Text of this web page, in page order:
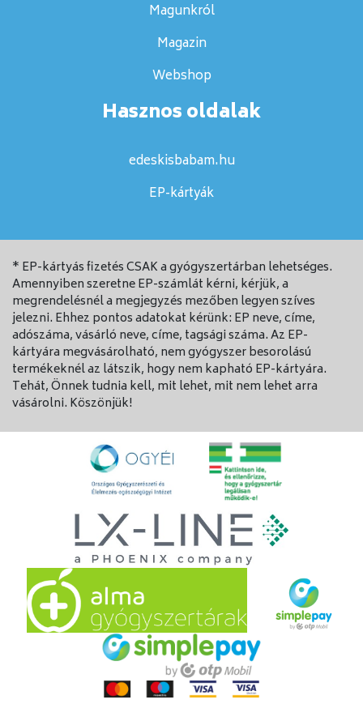
Magunkról
Magazin
Webshop
Hasznos oldalak
edeskisbabam.hu
EP-kártyák
* EP-kártyás fizetés CSAK a gyógyszertárban lehetséges.
Amennyiben szeretne EP-számlát kérni, kérjük, a
megrendelésnél a megjegyzés mezőben legyen szíves
jelezni. Ehhez pontos adatokat kérünk: EP neve, címe,
adószáma, vásárló neve, címe, tagsági száma. Az EP-
kártyára megvásárolható, nem gyógyszer besorolású
termékeknél az látszik, hogy nem kapható EP-kártyára.
Tehát, Önnek tudnia kell, mit lehet, mit nem lehet arra
vásárolni. Köszönjük!